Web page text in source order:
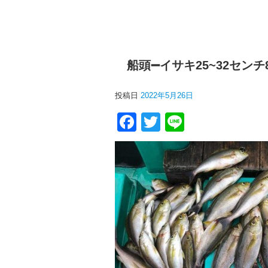
船頭➖イサキ25~32セン
投稿日 2022年5月26日
F
a
c
e
b
o
o
k
T
wi
tt
er
n
e